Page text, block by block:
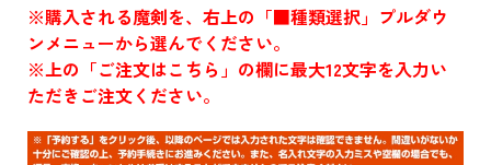
※購入される魔剣を、右上の「■種類選択」プルダウ
ンメニューから選んでください。
※上の「ご注文はこちら」の欄に最大12文字を入力い
ただきご注文ください。